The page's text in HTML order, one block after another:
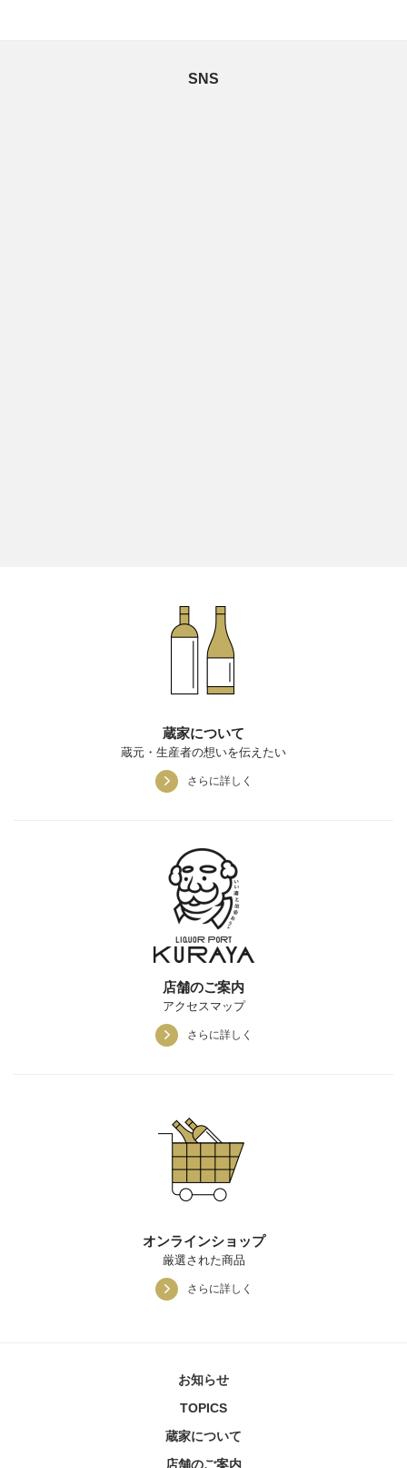
SNS
蔵家について
蔵元・生産者の想いを伝えたい
さらに詳しく
店舗のご案内
アクセスマップ
さらに詳しく
オンラインショップ
厳選された商品
さらに詳しく
お知らせ
TOPICS
蔵家について
店舗のご案内